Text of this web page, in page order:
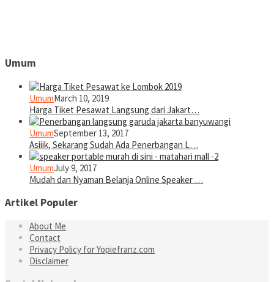
Umum
UmumMarch 10, 2019
Harga Tiket Pesawat Langsung dari Jakart…
UmumSeptember 13, 2017
Asiiik, Sekarang Sudah Ada Penerbangan L…
UmumJuly 9, 2017
Mudah dan Nyaman Belanja Online Speaker …
Artikel Populer
About Me
Contact
Privacy Policy for Yopiefranz.com
Disclaimer